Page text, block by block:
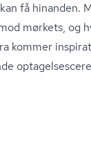
få hinanden.
mørkets, og
kommer